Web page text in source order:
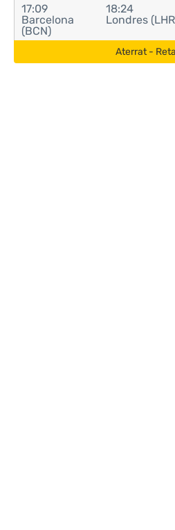
17:09
Barcelona
(BCN)
18:24
Londres
Aterrat -